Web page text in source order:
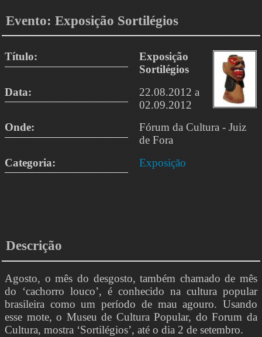
Evento: Exposição Sortilégios
Título:
Exposição
Sortilégios
Data:
22.08.2012 a
02.09.2012
Onde:
Fórum da Cultura - Juiz
de Fora
Categoria:
Exposição
Descrição
Agosto, o mês do desgosto, também chamado de mês
do ‘cachorro louco’, é conhecido na cultura popular
brasileira como um período de mau agouro. Usando
esse mote, o Museu de Cultura Popular, do Forum da
Cultura, mostra ‘Sortilégios’, até o dia 2 de setembro.